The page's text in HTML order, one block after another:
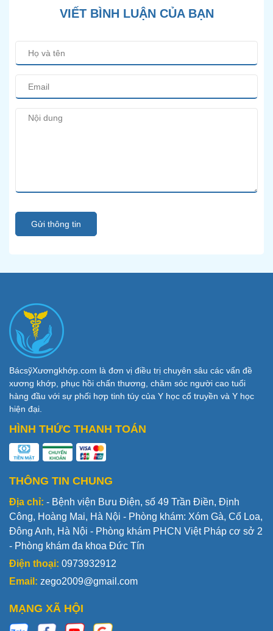
VIẾT BÌNH LUẬN CỦA BẠN
Gửi thông tin
BácsỹXươngkhớp.com là đơn vị điều trị chuyên sâu các vấn đề
xương khớp, phục hồi chấn thương, chăm sóc người cao tuổi
hàng đầu với sự phối hợp tinh túy của Y học cổ truyền và Y học
hiện đại.
HÌNH THỨC THANH TOÁN
THÔNG TIN CHUNG
Địa chỉ: - Bệnh viện Bưu Điện, số 49 Trần Điền, Định
Công, Hoàng Mai, Hà Nội - Phòng khám: Xóm Gà, Cổ Loa,
Đông Anh, Hà Nội - Phòng khám PHCN Việt Pháp cơ sở 2
- Phòng khám đa khoa Đức Tín
Điện thoại: 0973932912
Email: zego2009@gmail.com
MẠNG XÃ HỘI